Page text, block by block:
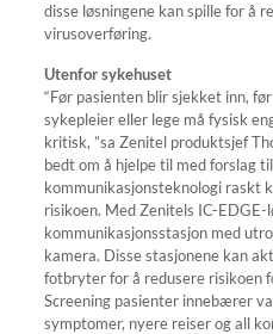
disse løsningene kan spille for å
virusoverføring.
Utenfor sykehuset
“Før pasienten blir sjekket inn,
sykepleier eller lege må fysisk
kritisk, ”sa Zenitel produktsjef
bedt om å hjelpe til med forslag
kommunikasjonsteknologi raskt
risikoen. Med Zenitels IC-
kommunikasjonsstasjon med
kamera. Disse stasjonene kan
fotbryter for å redusere risikoen
Screening pasienter innebærer
symptomer, nyere reiser og all